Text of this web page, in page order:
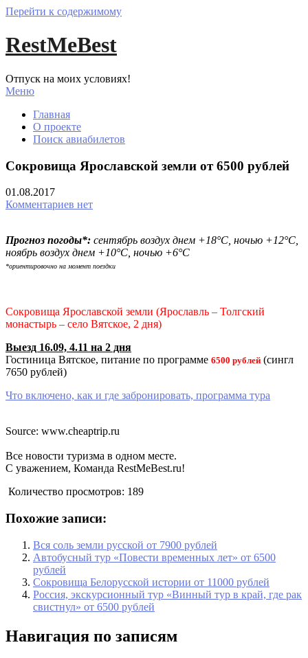
Перейти к содержимому
RestMeBest
Отпуск на моих условиях!
Меню
Главная
О проекте
Поиск авиабилетов
Сокровища Ярославcкой земли от 6500 рублей
01.08.2017
Комментариев нет
Прогноз погоды*: сентябрь воздух днем +18°С, ночью +12°С,
ноябрь воздух днем +10°С, ночью +6°С
*ориентировочно на момент поездки
Сокровища Ярославcкой земли (Ярославль – Толгский
монастырь – село Вятское, 2 дня)
Выезд 16.09, 4.11 на 2 дня
Гостиница Вятское, питание по программе 6500 рублей (сингл
7650 рублей)
Что включено, как и где забронировать, программа тура
Source: www.cheaptrip.ru
Все новости туризма в одном месте.
С уважением, Команда RestMeBest.ru!
Количество просмотров: 189
Похожие записи:
Вся соль земли русской от 7900 рублей
Автобусный тур «Повести временных лет» от 6500
рублей
Сокровища Белорусской истории от 11000 рублей
Россия, экскурсионный тур «Винный тур в край, где рак
свистнул» от 6500 рублей
Навигация по записям